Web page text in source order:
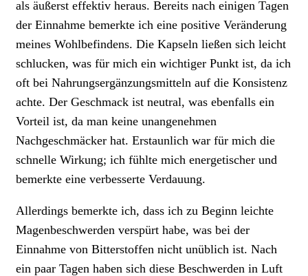
als äußerst effektiv heraus. Bereits nach einigen Tagen
der Einnahme bemerkte ich eine positive Veränderung
meines Wohlbefindens. Die Kapseln ließen sich leicht
schlucken, was für mich ein wichtiger Punkt ist, da ich
oft bei Nahrungsergänzungsmitteln auf die Konsistenz
achte. Der Geschmack ist neutral, was ebenfalls ein
Vorteil ist, da man keine unangenehmen
Nachgeschmäcker hat. Erstaunlich war für mich die
schnelle Wirkung; ich fühlte mich energetischer und
bemerkte eine verbesserte Verdauung.
Allerdings bemerkte ich, dass ich zu Beginn leichte
Magenbeschwerden verspürt habe, was bei der
Einnahme von Bitterstoffen nicht unüblich ist. Nach
ein paar Tagen haben sich diese Beschwerden in Luft